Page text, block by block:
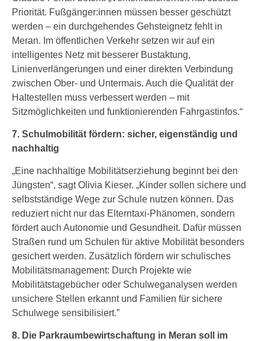
Priorität. Fußgänger:innen müssen besser geschützt
werden – ein durchgehendes Gehsteignetz fehlt in
Meran. Im öffentlichen Verkehr setzen wir auf ein
intelligentes Netz mit besserer Bustaktung,
Linienverlängerungen und einer direkten Verbindung
zwischen Ober- und Untermais. Auch die Qualität der
Haltestellen muss verbessert werden – mit
Sitzmöglichkeiten und funktionierenden Fahrgastinfos.“
7. Schulmobilität fördern: sicher, eigenständig und
nachhaltig
„Eine nachhaltige Mobilitätserziehung beginnt bei den
Jüngsten“, sagt Olivia Kieser. „Kinder sollen sichere und
selbstständige Wege zur Schule nutzen können. Das
reduziert nicht nur das Elterntaxi-Phänomen, sondern
fördert auch Autonomie und Gesundheit. Dafür müssen
Straßen rund um Schulen für aktive Mobilität besonders
gesichert werden. Zusätzlich fördern wir schulisches
Mobilitätsmanagement: Durch Projekte wie
Mobilitätstagebücher oder Schulweganalysen werden
unsichere Stellen erkannt und Familien für sichere
Schulwege sensibilisiert.”
8. Die Parkraumbewirtschaftung in Meran soll im